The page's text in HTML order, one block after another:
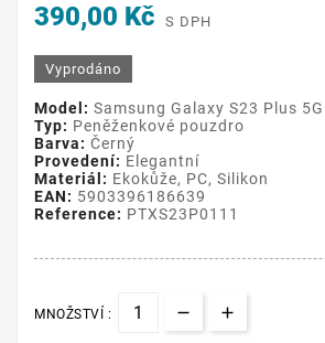
390,00 Kč S DPH
Vyprodáno
Model: Samsung Galaxy S23 Plus 5G
Typ: Peněženkové pouzdro
Barva: Černý
Provedení: Elegantní
Materiál: Ekokůže, PC, Silikon
EAN: 5903396186639
Reference: PTXS23P0111
MNOŽSTVÍ :